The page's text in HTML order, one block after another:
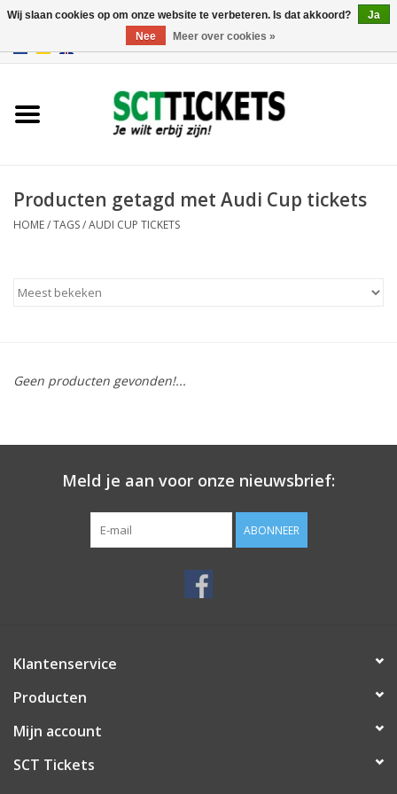
Frankrijk
Producten getagd met Audi Cup tickets
HOME/TAGS/AUDI CUP TICKETS
Geen producten gevonden!...
Meld je aan voor onze nieuwsbrief:
ABONNEER
Klantenservice
Producten
Mijn account
SCT Tickets
Wij slaan cookies op om onze website te verbeteren. Is dat akkoord?
Ja
Nee
Meer over cookies »